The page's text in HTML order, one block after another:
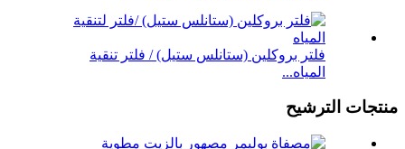
فلتر بروكلين (ستانلس ستيل) / فلتر تنقية
المياه...
منتجات الترشيح